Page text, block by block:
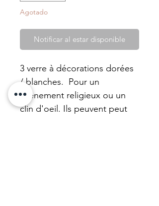
Agotado
Notificar al estar disponible
3 verre à décorations dorées
/ blanches. Pour un
évènement religieux ou un
clin d'oeil. Ils peuvent peut